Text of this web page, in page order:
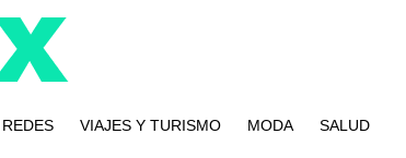
VIAJES Y TURISMO MODA SALUD